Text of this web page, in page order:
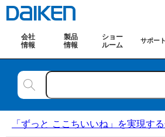
会社
情報
製品
情報
ショー
ルーム
サポート
「ずっと ここちいいね」を実現す